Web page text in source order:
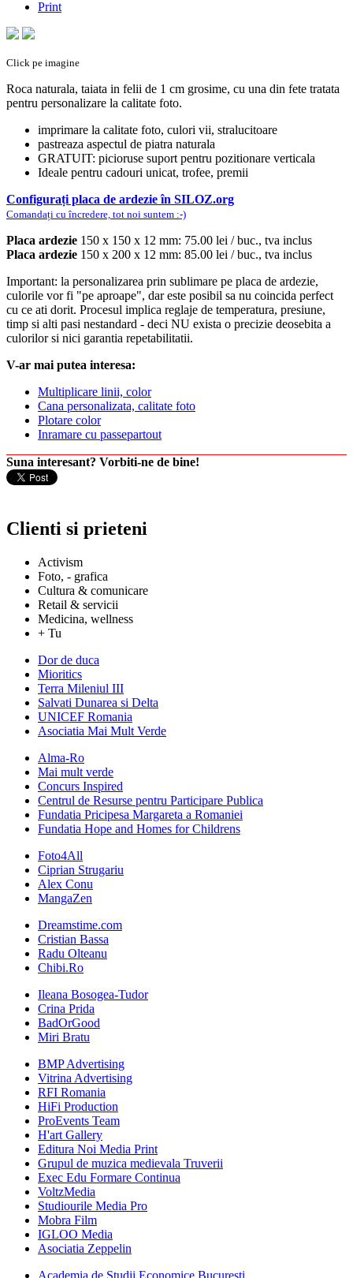
Print
Click pe imagine
Roca naturala, taiata in felii de 1 cm grosime, cu una din fete tratata
pentru personalizare la calitate foto.
imprimare la calitate foto, culori vii, stralucitoare
pastreaza aspectul de piatra naturala
GRATUIT: picioruse suport pentru pozitionare verticala
Ideale pentru cadouri unicat, trofee, premii
Configurați placa de ardezie în SILOZ.org
Comandați cu încredere, tot noi suntem :-)
Placa ardezie 150 x 150 x 12 mm: 75.00 lei / buc., tva inclus
Placa ardezie 150 x 200 x 12 mm: 85.00 lei / buc., tva inclus
Important: la personalizarea prin sublimare pe placa de ardezie,
culorile vor fi "pe aproape", dar este posibil sa nu coincida perfect
cu ce ati dorit. Procesul implica reglaje de temperatura, presiune,
timp si alti pasi nestandard - deci NU exista o precizie deosebita a
culorilor si nici garantia repetabilitatii.
V-ar mai putea interesa:
Multiplicare linii, color
Cana personalizata, calitate foto
Plotare color
Inramare cu passepartout
Suna interesant? Vorbiti-ne de bine!
Clienti si prieteni
Activism
Foto, - grafica
Cultura & comunicare
Retail & servicii
Medicina, wellness
+ Tu
Dor de duca
Mioritics
Terra Mileniul III
Salvati Dunarea si Delta
UNICEF Romania
Asociatia Mai Mult Verde
Alma-Ro
Mai mult verde
Concurs Inspired
Centrul de Resurse pentru Participare Publica
Fundatia Pricipesa Margareta a Romaniei
Fundatia Hope and Homes for Childrens
Foto4All
Ciprian Strugariu
Alex Conu
MangaZen
Dreamstime.com
Cristian Bassa
Radu Olteanu
Chibi.Ro
Ileana Bosogea-Tudor
Crina Prida
BadOrGood
Miri Bratu
BMP Advertising
Vitrina Advertising
RFI Romania
HiFi Production
ProEvents Team
H'art Gallery
Editura Noi Media Print
Grupul de muzica medievala Truverii
Exec Edu Formare Continua
VoltzMedia
Studiourile Media Pro
Mobra Film
IGLOO Media
Asociatia Zeppelin
Academia de Studii Economice Bucuresti